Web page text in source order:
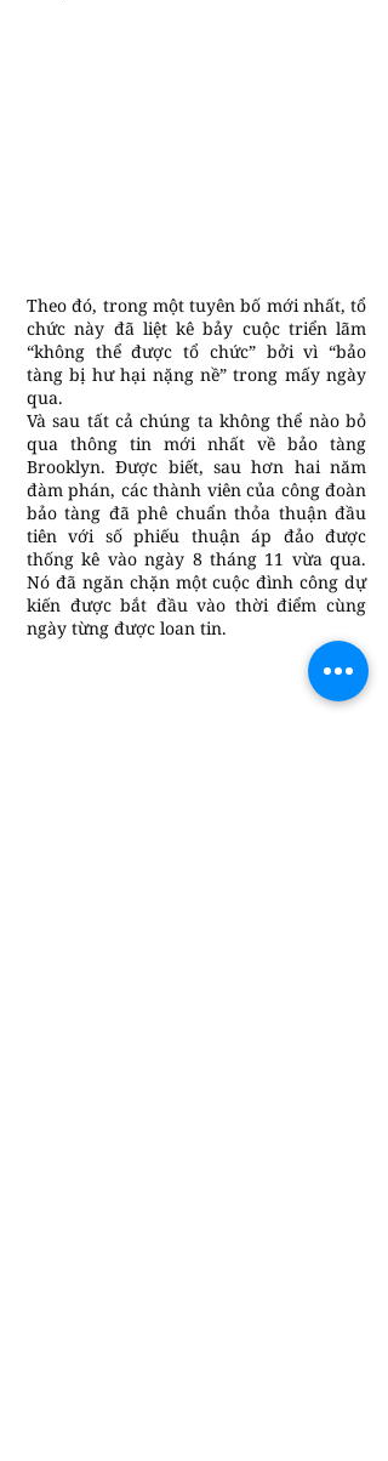
Theo đó, trong một tuyên bố mới nhất, tổ
chức này đã liệt kê bảy cuộc triển lãm
“không thể được tổ chức” bởi vì “bảo
tàng bị hư hại nặng nề” trong mấy ngày
qua.
Và sau tất cả chúng ta không thể nào bỏ
qua thông tin mới nhất về bảo tàng
Brooklyn. Được biết, sau hơn hai năm
đàm phán, các thành viên của công đoàn
bảo tàng đã phê chuẩn thỏa thuận đầu
tiên với số phiếu thuận áp đảo được
thống kê vào ngày 8 tháng 11 vừa qua.
Nó đã ngăn chặn một cuộc đình công dự
kiến ​​được bắt đầu vào thời điểm cùng
ngày từng được loan tin.